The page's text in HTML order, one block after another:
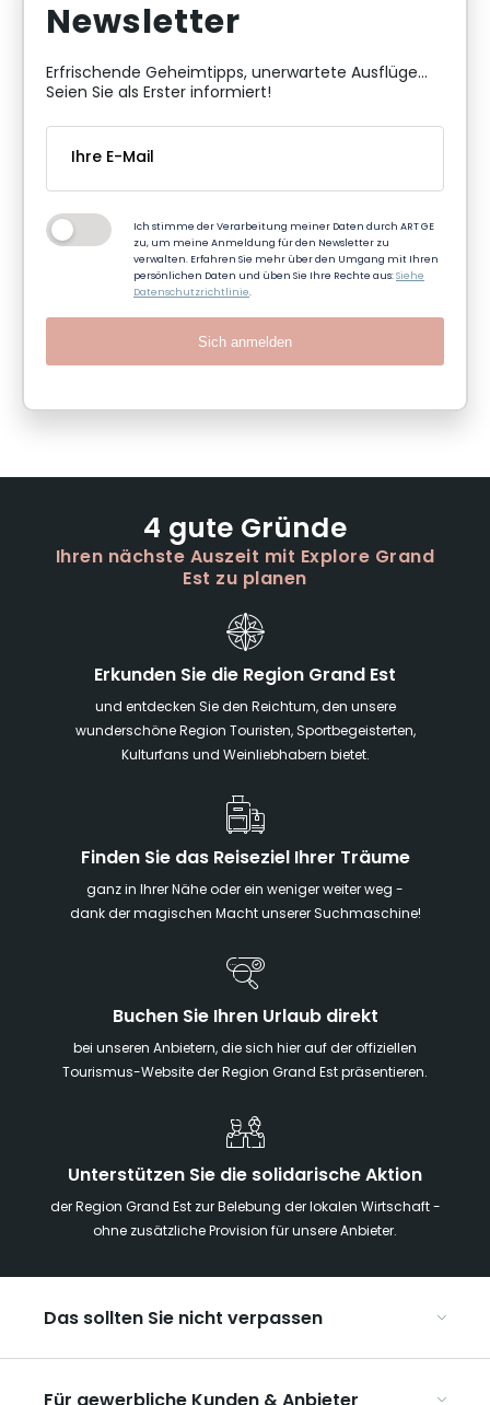
Newsletter
Erfrischende Geheimtipps, unerwartete Ausflüge...
Seien Sie als Erster informiert!
Ich stimme der Verarbeitung meiner Daten durch ART GE
zu, um meine Anmeldung für den Newsletter zu
verwalten. Erfahren Sie mehr über den Umgang mit Ihren
persönlichen Daten und üben Sie Ihre Rechte aus:Siehe
Datenschutzrichtlinie.
Sich anmelden
4 gute Gründe
Ihren nächste Auszeit mit Explore Grand
Est zu planen
Erkunden Sie die Region Grand Est
und entdecken Sie den Reichtum, den unsere
wunderschöne Region Touristen, Sportbegeisterten,
Kulturfans und Weinliebhabern bietet.
Finden Sie das Reiseziel Ihrer Träume
ganz in Ihrer Nähe oder ein weniger weiter weg -
dank der magischen Macht unserer Suchmaschine!
Buchen Sie Ihren Urlaub direkt
bei unseren Anbietern, die sich hier auf der offiziellen
Tourismus-Website der Region Grand Est präsentieren.
Unterstützen Sie die solidarische Aktion
der Region Grand Est zur Belebung der lokalen Wirtschaft -
ohne zusätzliche Provision für unsere Anbieter.
Das sollten Sie nicht verpassen